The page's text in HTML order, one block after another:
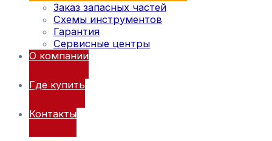
Заказ запасных частей
Схемы инструментов
Гарантия
Сервисные центры
О компании
Где купить
Контакты